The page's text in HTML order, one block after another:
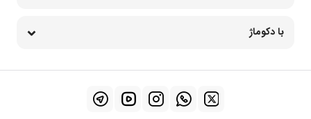
با دکوماژ